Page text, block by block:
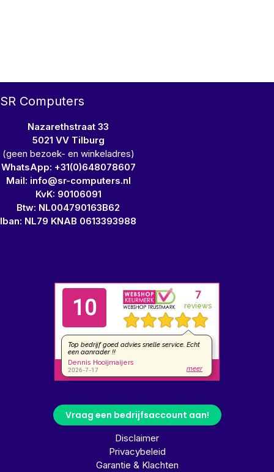
SR Computers
Nazarethstraat 33
5021 VV Tilburg
(geen bezoek- en winkeladres)
WhatsApp: +31(0)648078607
Mail: info@sr-computers.nl
KvK: 90106091
Btw: NL004790163B62
Iban: NL79 KNAB 0613393988
Vraag een bedrijfsaccount aan!
Disclaimer
Privacybeleid
Garantie & Klachten